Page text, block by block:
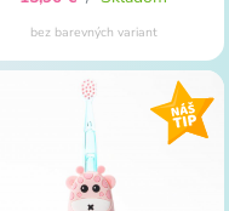
bez barevných variant